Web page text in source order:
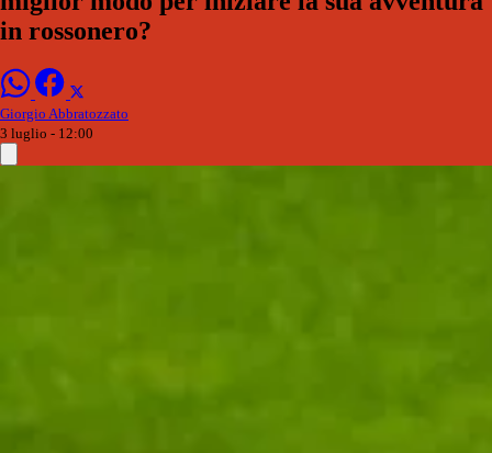
in rossonero?
Giorgio Abbratozzato
3 luglio - 12:00